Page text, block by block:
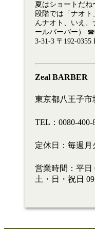
夏はショートだ
段階では「ナオト
んナオト、いえ
ールバーバー）
3-31-3 〒192-0355
Zeal BARBER
東京都八王子市
TEL：0080-400-
定休日：毎週月
営業時間：平日
土・日・祝日